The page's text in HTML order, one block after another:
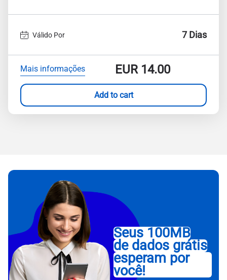
Válido Por 7 Dias
Mais informações EUR14.00
Add to cart
Seus 100MB
de dados grátis
esperam por
você!